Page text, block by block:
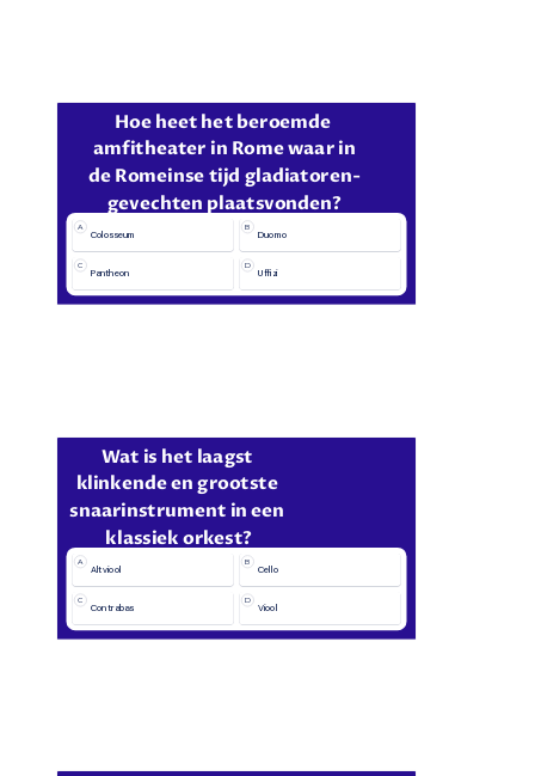
Hoe heet het beroemde
amfitheater in Rome waar in
de Romeinse tijd gladiatoren-
gevechten plaatsvonden?
A
Colosseum
B
Duomo
C
Pantheon
D
Uffizi
Wat is het laagst
klinkende en grootste
snaarinstrument in een
klassiek orkest?
A
Altviool
B
Cello
C
Contrabas
D
Viool